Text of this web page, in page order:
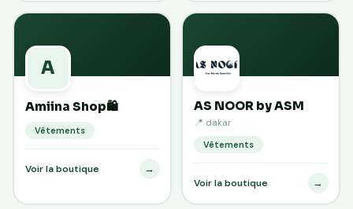
A
Amiina Shop🛍️
Vêtements
Voir la boutique →
AS NOOR by ASM
📍 dakar
Vêtements
Voir la boutique →